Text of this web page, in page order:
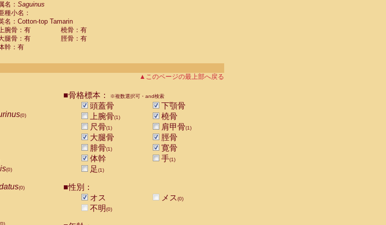
名： Saguinus
種小名：
名：Cotton-top Tamarin
腕骨：有
橈骨：有
腿骨：有
脛骨：有
幹：有
▲このページの最上部へ戻る
(0)
(0)
(0)
■骨格標本： ※複数選択可・and検索
頭蓋骨
下顎骨
上腕骨(1)
橈骨
尺骨(1) 肩甲骨(1)
大腿骨
脛骨
腓骨(1)
寛骨
体幹
手(1)
足(1)
■性別：
オス
メス(0)
不明(0)